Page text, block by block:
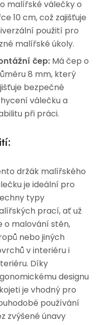
malířské válečky o
10 cm, což zajišťuje
použití pro
malířské úkoly.
čep: Má čep o
8 mm, který
bezpečné
válečku a
při práci.
držák malířského
je ideální pro
typy
prací, ať už
o malování stěn,
nebo jiných
v interiéru i
Díky
designu
je vhodný pro
používání
zvýšené únavy